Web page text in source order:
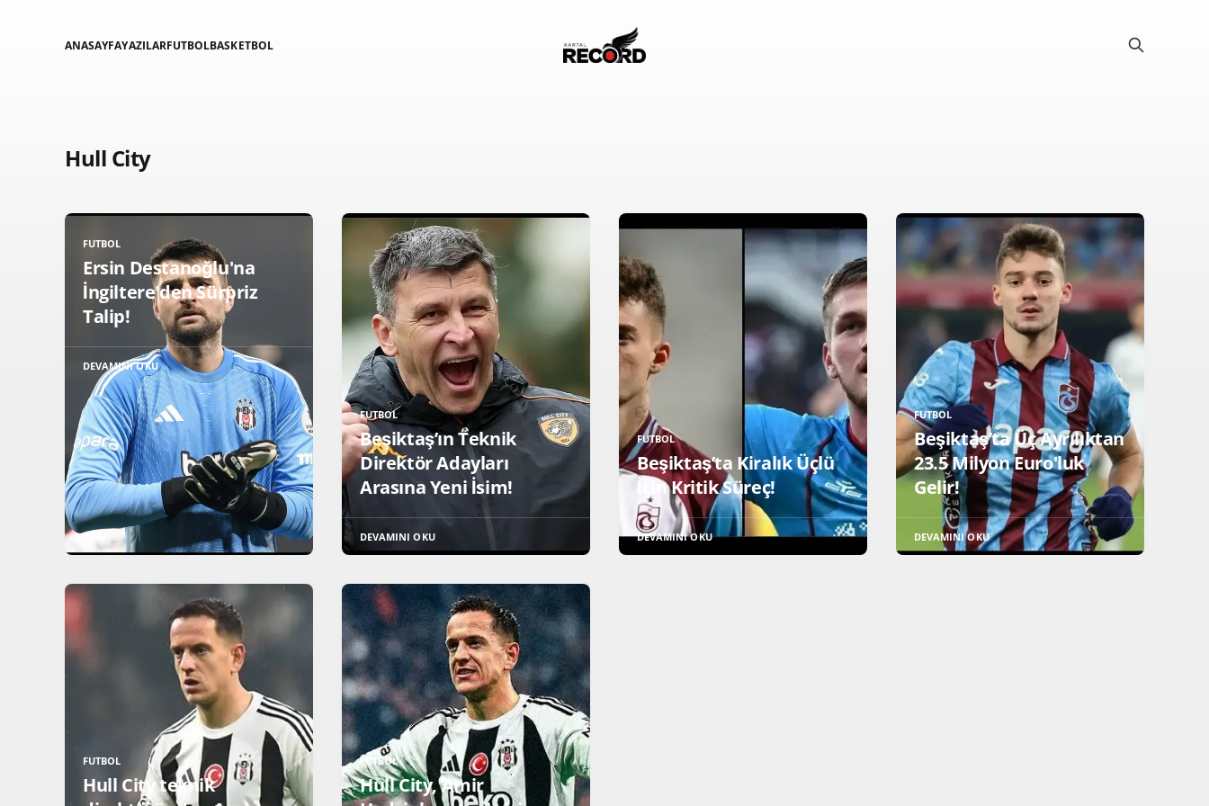
ANASAYFAYAZILARFUTBOLBASKETBOL
Hull City
FUTBOL
Ersin Destanoğlu'na
İngiltere'den Sürpriz
Talip!
DEVAMINI OKU
FUTBOL
Beşiktaş’ın Teknik
Direktör Adayları
Arasına Yeni İsim!
DEVAMINI OKU
FUTBOL
Beşiktaş’ta Kiralık Üçlü
İçin Kritik Süreç!
DEVAMINI OKU
FUTBOL
Beşiktaş’ta Üç Ayrılıktan
23.5 Milyon Euro'luk
Gelir!
DEVAMINI OKU
FUTBOL
Hull City teknik
FUTBOL
Hull City, Amir